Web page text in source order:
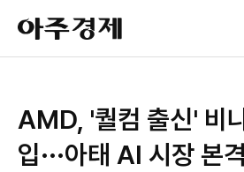
아
주
경
AMD, '퀄컴 출신' 비
입···아태 AI 시장 본